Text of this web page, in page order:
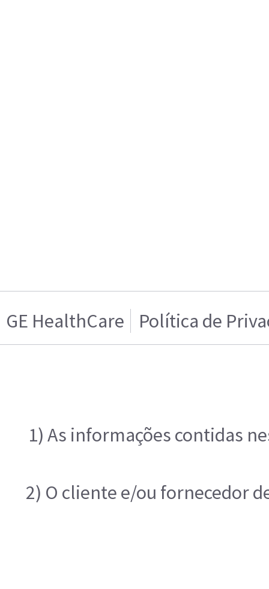
GE HealthCare Política de
1) As informações contidas
2) O cliente e/ou fornecedor